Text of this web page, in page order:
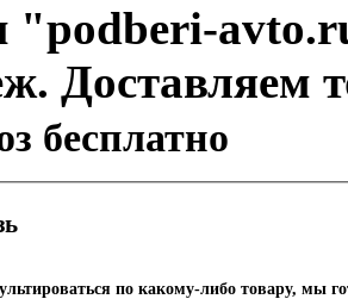
"podberi-
Доставляем
бесплатно
по какому-либо товару, мы